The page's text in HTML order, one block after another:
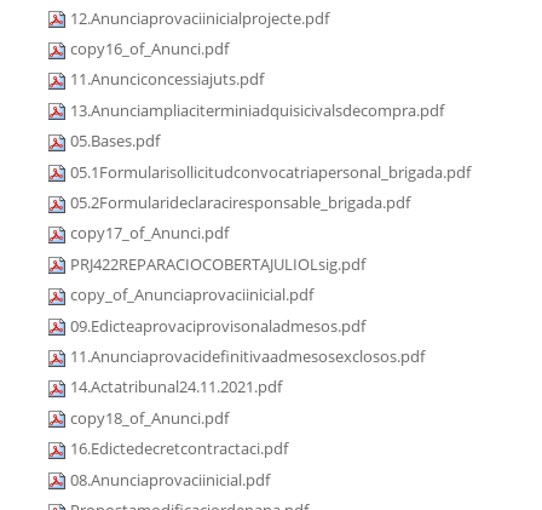
12.Anunciaprovaciinicialprojecte.pdf
copy16_of_Anunci.pdf
11.Anunciconcessiajuts.pdf
13.Anunciampliaciterminiadquisicivalsdecompra.pdf
05.Bases.pdf
05.1Formularisollicitudconvocatriapersonal_brigada.pdf
05.2Formularideclaraciresponsable_brigada.pdf
copy17_of_Anunci.pdf
PRJ422REPARACIOCOBERTAJULIOLsig.pdf
copy_of_Anunciaprovaciinicial.pdf
09.Edicteaprovaciprovisonaladmesos.pdf
11.Anunciaprovacidefinitivaadmesosexclosos.pdf
14.Actatribunal24.11.2021.pdf
copy18_of_Anunci.pdf
16.Edictedecretcontractaci.pdf
08.Anunciaprovaciinicial.pdf